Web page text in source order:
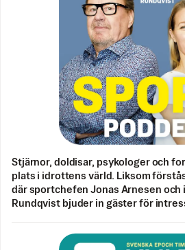
Stjärnor, doldisar, psykologer och
plats i idrottens värld. Liksom
där sportchefen Jonas Arnesen
Rundqvist bjuder in gäster för